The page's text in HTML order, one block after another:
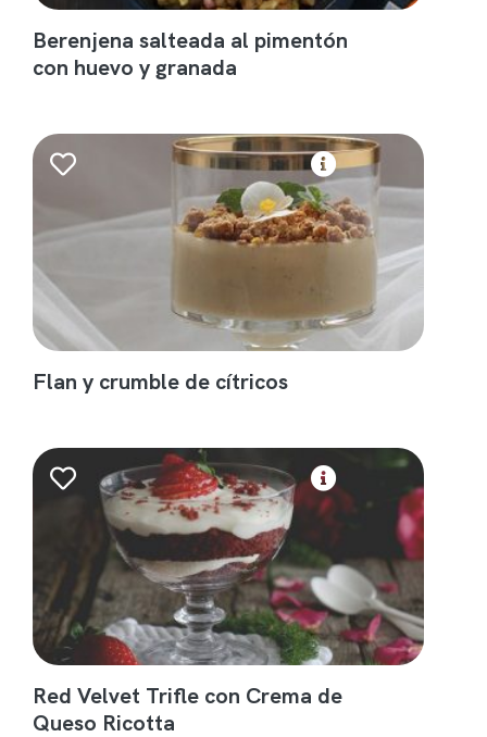
Berenjena salteada al pimentón
con huevo y granada
Flan y crumble de cítricos
Red Velvet Trifle con Crema de
Queso Ricotta